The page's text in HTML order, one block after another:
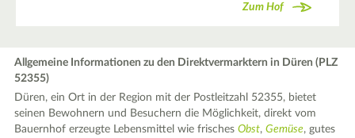
Die Kreuzauer mobile Saftpresse presst Äpfel, Birnen und
Quitten. Der Saft wird in Bag-in-Box-Kartons abgefüllt. Die
Press-Termine werden auf der Homepage veröffentlicht (
Zum Hof
Allgemeine Informationen zu den Direktvermarktern in Düren (PLZ
52355)
Düren, ein Ort in der Region mit der Postleitzahl 52355, bietet
seinen Bewohnern und Besuchern die Möglichkeit, direkt vom
Bauernhof erzeugte Lebensmittel wie frischesObst,Gemüse, gutes